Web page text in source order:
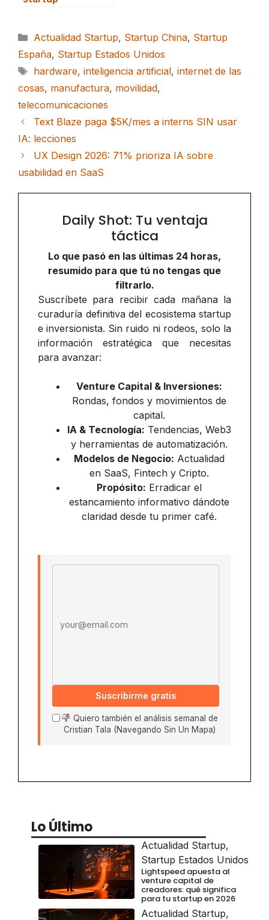
Categorías
Actualidad Startup, Startup China, Startup
España, Startup Estados Unidos
Etiquetas
hardware, inteligencia artificial, internet de las
cosas, manufactura, movilidad,
telecomunicaciones
Text Blaze paga $5K/mes a interns SIN usar
IA: lecciones
UX Design 2026: 71% prioriza IA sobre
usabilidad en SaaS
Daily Shot: Tu ventaja
táctica
Lo que pasó en las últimas 24 horas,
resumido para que tú no tengas que
filtrarlo.
Suscríbete para recibir cada mañana la
curaduría definitiva del ecosistema startup
e inversionista. Sin ruido ni rodeos, solo la
información estratégica que necesitas
para avanzar:
Venture Capital & Inversiones:
Rondas, fondos y movimientos de
capital.
IA & Tecnología: Tendencias, Web3
y herramientas de automatización.
Modelos de Negocio: Actualidad
en SaaS, Fintech y Cripto.
Propósito: Erradicar el
estancamiento informativo dándote
claridad desde tu primer café.
Suscribirme gratis
Quiero también el análisis semanal de
Cristian Tala (Navegando Sin Un Mapa)
Lo Último
Actualidad Startup,
Startup Estados Unidos
Lightspeed apuesta al
venture capital de
creadores: qué significa
para tu startup en 2026
Actualidad Startup,